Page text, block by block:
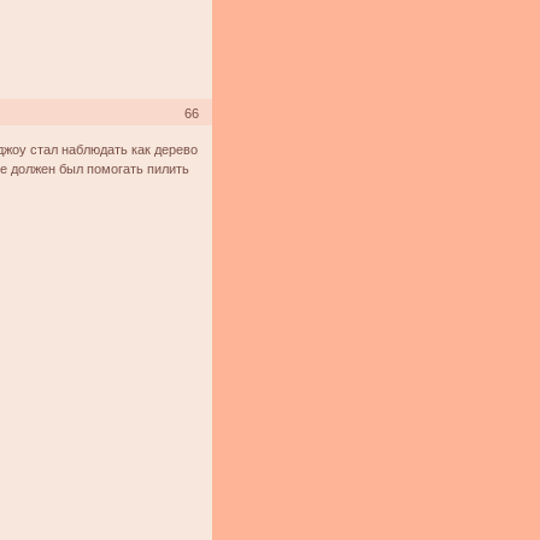
66
стал наблюдать как дерево
должен был помогать пилить